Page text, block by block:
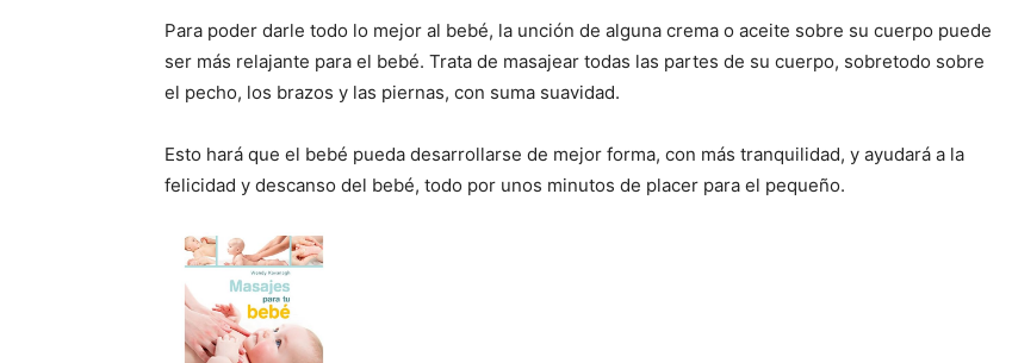
Para poder darle todo lo mejor al bebé, la unción de alguna crema o aceite sobre su cuerpo puede
ser más relajante para el bebé. Trata de masajear todas las partes de su cuerpo, sobretodo sobre
el pecho, los brazos y las piernas, con suma suavidad.
Esto hará que el bebé pueda desarrollarse de mejor forma, con más tranquilidad, y ayudará a la
felicidad y descanso del bebé, todo por unos minutos de placer para el pequeño.